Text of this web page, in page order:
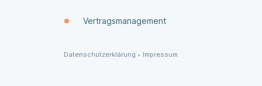
Vertragsmanagement
Datenschutzerklärung • Impressum